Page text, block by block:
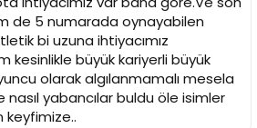
de 5 numarada oynayabilen
bi uzuna ihtiyacımız
kesinlikle büyük kariyerli büyük
olarak algılanmamalı mesela
yabancılar buldu öle isimler
keyfimize..